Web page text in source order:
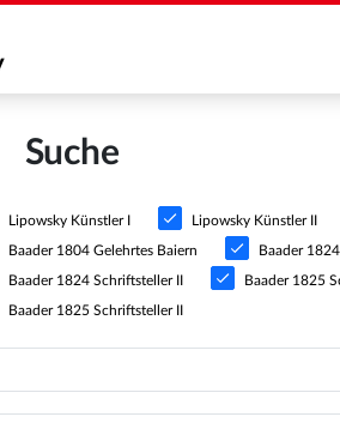
Suche
Lipowsky Künstler I Lipowsky Künstler II
Baader 1804 Gelehrtes Baiern Baader
Baader 1824 Schriftsteller II Baader 1825
Baader 1825 Schriftsteller II